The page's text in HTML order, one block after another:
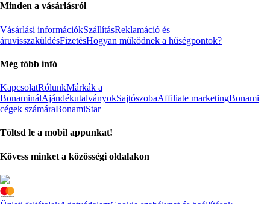
Minden a vásárlásról
Vásárlási információkSzállításReklamáció és
áruvisszaküldésFizetésHogyan működnek a hűségpontok?
Még több infó
KapcsolatRólunkMárkák a
BonaminálAjándékutalványokSajtószobaAffiliate marketingBonami
cégek számáraBonamiStar
Töltsd le a mobil appunkat!
Kövess minket a közösségi oldalakon